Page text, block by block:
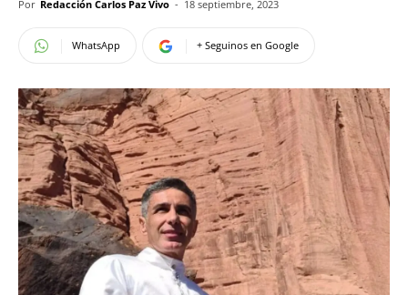
Por Redacción Carlos Paz Vivo - 18 septiembre, 2023
WhatsApp + Seguinos en Google